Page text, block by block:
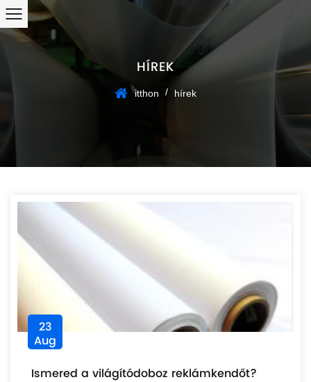
HÍREK
itthon / hírek
23
Aug
Ismered a világítódoboz reklámkendőt?